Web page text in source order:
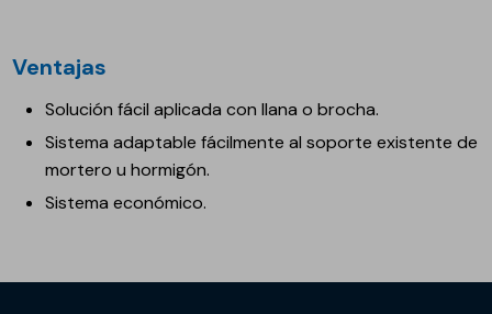
Ventajas
Solución fácil aplicada con llana o brocha.
Sistema adaptable fácilmente al soporte existente de
mortero u hormigón.
Sistema económico.